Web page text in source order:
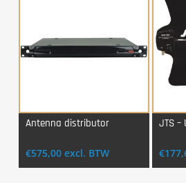
Antenna distributor
€575,00 excl. BTW
JTS –
€